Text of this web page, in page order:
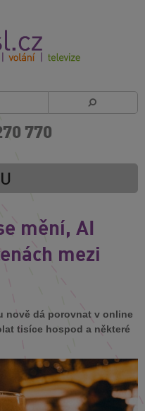
770
mění, AI
mezi
nově dá porovnat v online
tisíce hospod a některé